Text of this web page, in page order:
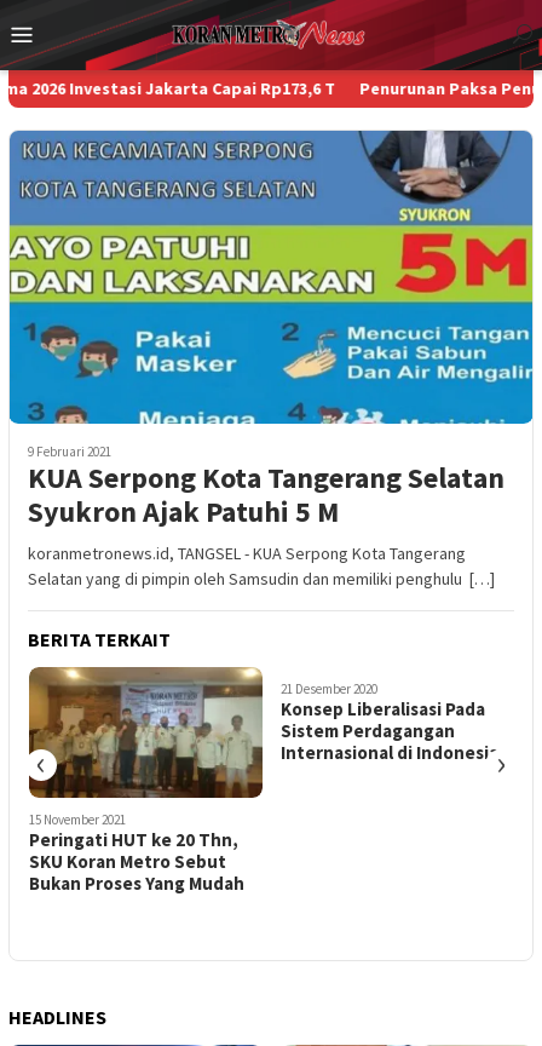
ke
konten
Menu
Mobile
Jakarta Capai Rp173,6 T Penurunan Paksa
9 Februari 2021
KUA Serpong Kota Tangerang Selatan
Syukron Ajak Patuhi 5 M
koranmetronews.id, TANGSEL - KUA Serpong Kota Tangerang
Selatan yang di pimpin oleh Samsudin dan memiliki penghulu […]
BERITA TERKAIT
15 November 2021
Peringati HUT ke 20 Thn,
SKU Koran Metro Sebut
Bukan Proses Yang Mudah
21 Desember 2020
Konsep Liberalisasi Pada
Sistem Perdagangan
Internasional di Indonesia
‹ ›
HEADLINES